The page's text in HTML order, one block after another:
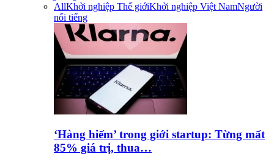
AllKhởi nghiệp Thế giớiKhởi nghiệp Việt NamNgười
nổi tiếng
‘Hàng hiếm’ trong giới startup: Từng mất
85% giá trị, thua…